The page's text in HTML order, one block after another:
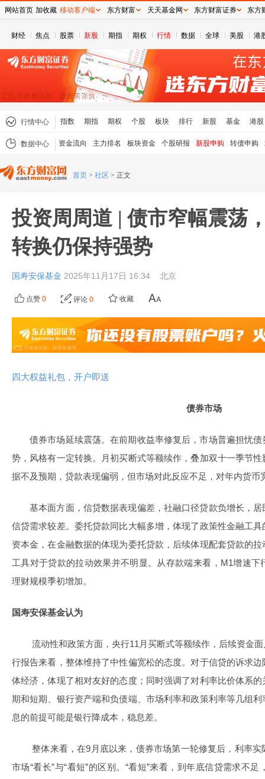
财经 焦点 股票 新股 期指 期权 行情 数据 全球 美股 港
行情中心 指数 期指 期权 个股 板块 排行 新股 基金 港股
数据中心 资金流向 主力排名 板块资金 个股研报 新股申购 转债申购
首页 > 社区 > 正文
投资周周道 | 债市窄幅震荡
转换仍保持强势
国寿安保基金 2025年11月17日 16:34 北京
点赞 0 评论 0 收藏
四大权益礼包，开户即送
债券市场
债券市场延续震荡。在前期收益率修复后，市场普遍担忧
势，风格有一定转换。月初买断式等额续作，叠加双十一季节
据不及预期，贷款表现偏弱，但市场对此反应不足，对年内货币
基本面方面，信贷数据表现偏差，社融口径贷款负增长，
信贷需求较差。委托贷款同比大幅多增，体现了政策性金融工
资本金，在金融数据的体现为委托贷款，后续体现配套贷款的
工具对于贷款的拉动效果并不明显。从存款端来看，M1增速
理财规模季初增加。
国寿安保基金认为
流动性和政策方面，央行11月买断式等额续作，后续资金
行报告来看，整体维持了中性偏宽松的态度。对于信贷的诉求
体经济，体现了相对友好的态度；同时强调了对利率比价体系
期和短期、银行资产端和负债端、市场利率和政策利率等几组
息的前提可能是银行降成本，稳息差。
整体来看，在9月底以来，债券市场第一轮修复后，利率
市场“看长”与“看短”的区别。“看短”来看，到年底信贷需求不
网站首页 加收藏 移动客户端 东方财富 天天基金网 东方财富证券 东方